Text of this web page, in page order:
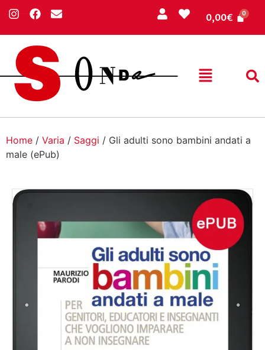
0,00€
Home / Varia / Saggi / Gli adulti sono bambini andati a
male (ePub)